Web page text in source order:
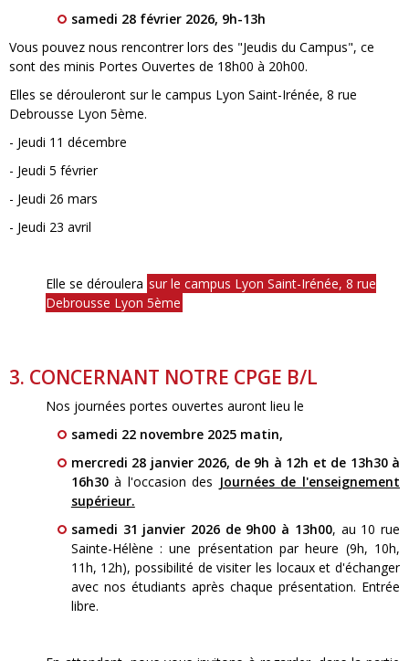
samedi 28 février 2026, 9h-13h
Vous pouvez nous rencontrer lors des "Jeudis du Campus", ce
sont des minis Portes Ouvertes de 18h00 à 20h00.
Elles se dérouleront sur le campus Lyon Saint-Irénée, 8 rue
Debrousse Lyon 5ème.
- Jeudi 11 décembre
- Jeudi 5 février
- Jeudi 26 mars
- Jeudi 23 avril
Elle se déroulera sur le campus Lyon Saint-Irénée, 8 rue
Debrousse Lyon 5ème
3. CONCERNANT NOTRE CPGE B/L
Nos journées portes ouvertes auront lieu le
samedi 22 novembre 2025 matin,
mercredi 28 janvier 2026, de 9h à 12h et de 13h30 à
16h30à l'occasion des Journées de l'enseignement
supérieur.
samedi 31 janvier 2026 de 9h00 à 13h00, au 10 rue
Sainte-Hélène : une présentation par heure (9h, 10h,
11h, 12h), possibilité de visiter les locaux et d'échanger
avec nos étudiants après chaque présentation. Entrée
libre.